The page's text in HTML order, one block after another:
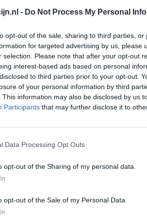
- Do Not Process My Personal
opt-out of the sale, sharing to third parties,
for targeted advertising by us, please
selection. Please note that after your opt-out
interest-based ads based on personal
to third parties prior to your opt-out.
of your personal information by third
This information may also be disclosed by us
Participants that may further disclose it to
Data Processing Opt Outs
opt-out of the Sharing of my personal data.
opt-out of the Sale of my Personal Data.
leeftijd algehele
1